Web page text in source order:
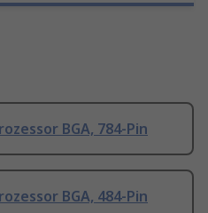
BGA, 784-Pin
BGA, 484-Pin